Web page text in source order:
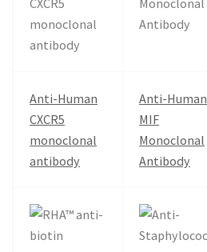
Anti-Human
CXCR5
monoclonal
antibody
Anti-Human
MIF
Monoclonal
Antibody